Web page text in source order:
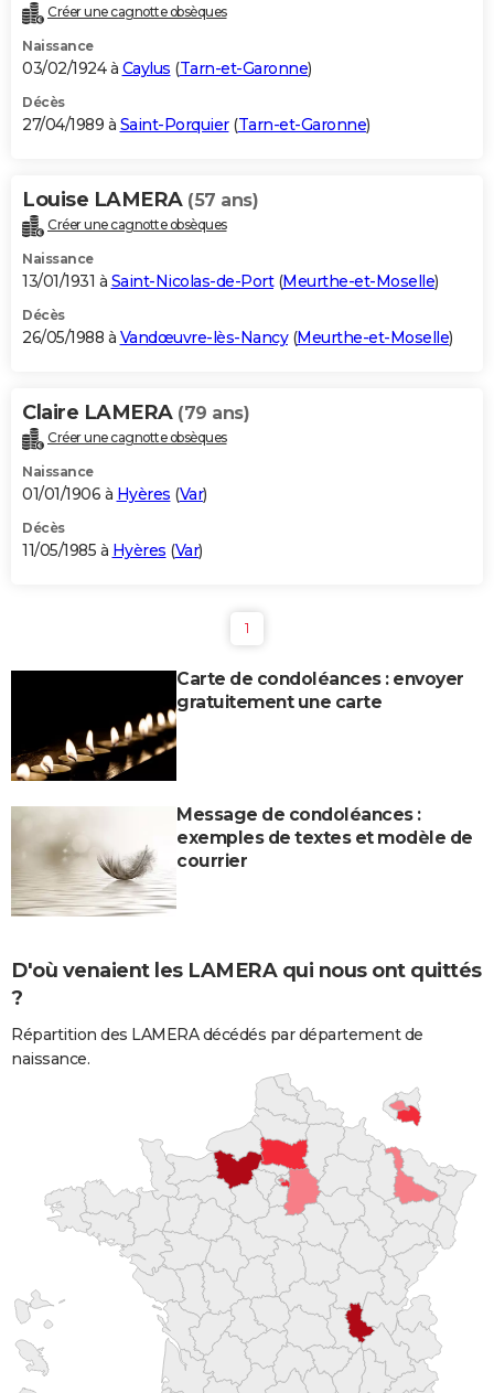
Créer une cagnotte obsèques
Naissance
03/02/1924 à Caylus (Tarn-et-Garonne)
Décès
27/04/1989 à Saint-Porquier(Tarn-et-Garonne)
Louise LAMERA (57 ans)
Créer une cagnotte obsèques
Naissance
13/01/1931 à Saint-Nicolas-de-Port(Meurthe-et-Moselle)
Décès
26/05/1988 à Vandœuvre-lès-Nancy(Meurthe-et-Moselle)
Claire LAMERA (79 ans)
Créer une cagnotte obsèques
Naissance
01/01/1906 à Hyères (Var)
Décès
11/05/1985 à Hyères (Var)
1
Carte de condoléances : envoyer
gratuitement une carte
Message de condoléances :
exemples de textes et modèle de
courrier
D'où venaient les LAMERA qui nous ont quittés
?
Répartition des LAMERA décédés par département de
naissance.